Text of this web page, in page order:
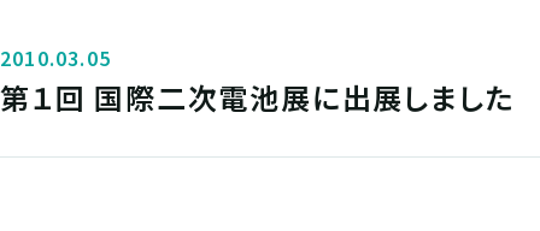
2010.03.05
第１回 国際二次電池展に出展しました